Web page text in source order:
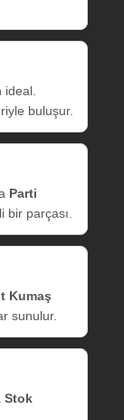
ideal.
buluşur.
Parti
bir parçası.
Kumaş
sunulur.
Stok